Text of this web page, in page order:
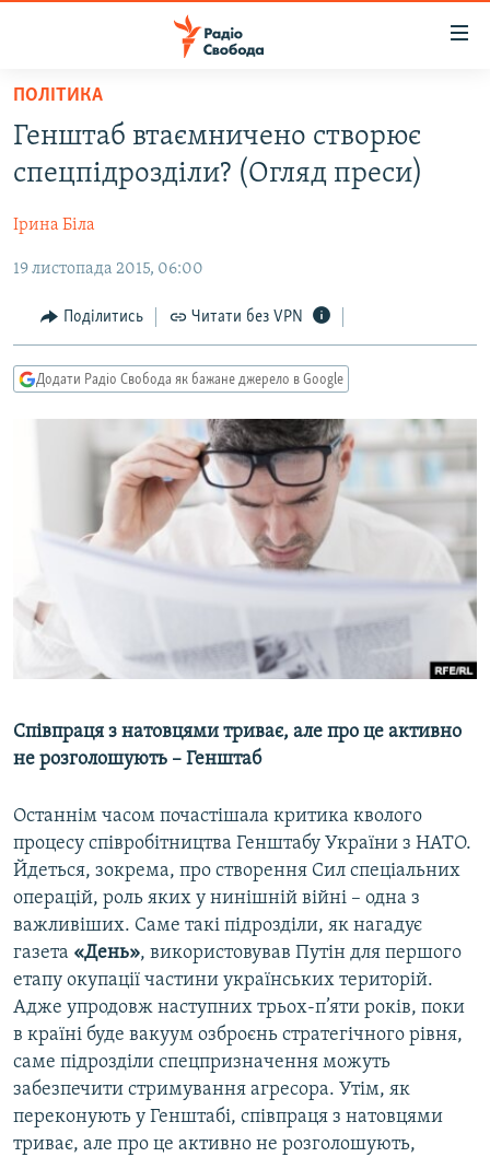
Перейти
основного
матеріалу
до
навігації
Перейти
пошуку
РАДІО СВОБОДА – 70 РОКІВ
ПОЛІТИКА
ЕКОНОМІКА
СУСПІЛЬСТВО
СПОРТ
ВІЙНА
РОСІЙСЬКА «ФІЛЬТРАЦІЯ»
ДОНБАС.РЕАЛІЇ
КРИМ.РЕАЛІЇ
ТИ ЯК?
КИТАЙ.ВИКЛИКИ
МУЛЬТИМЕДІА
ФОТО
ПОДКАСТИ
УКР
ДОЛУЧАЙСЯ!
Усі сайти RFE/RL
ПОЛІТИКА
Генштаб втаємничено створює
спецпідрозділи? (Огляд преси)
Ірина Біла
19 листопада 2015, 06:00
Поділитись Читати без VPN
Додати Радіо Свобода як бажане джерело в Google
Співпраця з натовцями триває, але про це активно
не розголошують – Генштаб
Останнім часом почастішала критика кволого
процесу співробітництва Генштабу України з НАТО.
Йдеться, зокрема, про створення Сил спеціальних
операцій, роль яких у нинішній війні – одна з
важливіших. Саме такі підрозділи, як нагадує
газета «День», використовував Путін для першого
етапу окупації частини українських територій.
Адже упродовж наступних трьох-п’яти років, поки
в країні буде вакуум озброєнь стратегічного рівня,
саме підрозділи спецпризначення можуть
забезпечити стримування агресора. Утім, як
переконують у Генштабі, співпраця з натовцями
триває, але про це активно не розголошують,